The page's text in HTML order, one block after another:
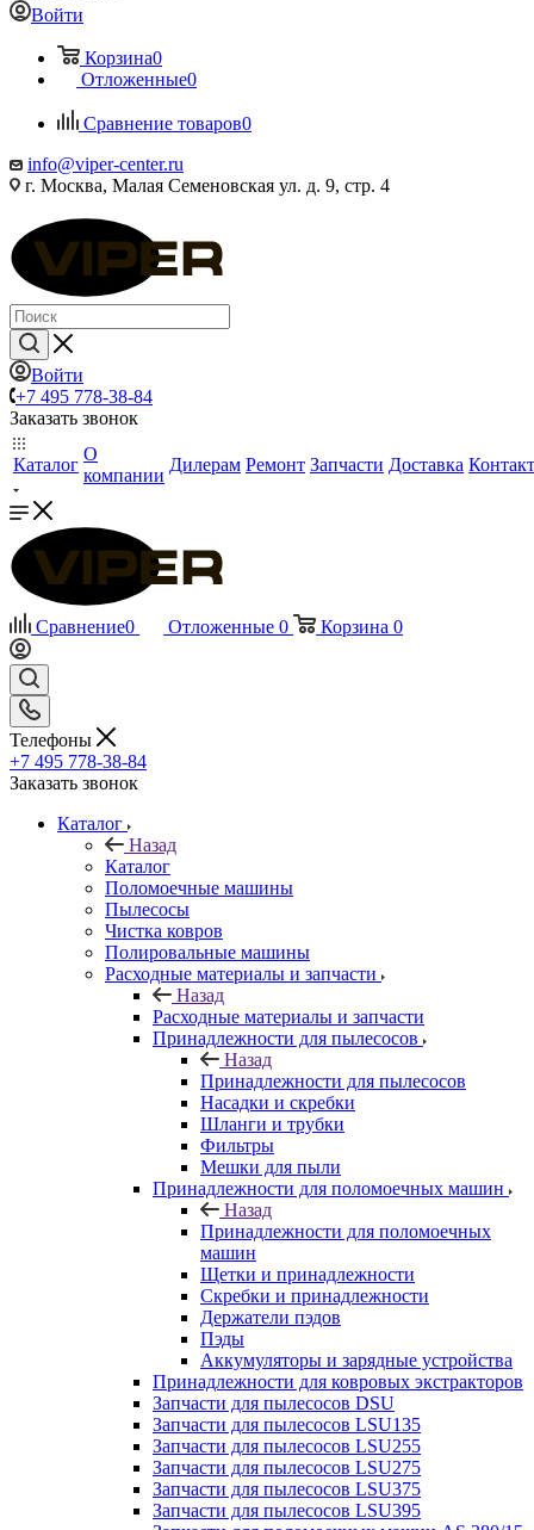
Войти
Корзина0
Отложенные0
Сравнение товаров0
info@viper-center.ru
г. Москва, Малая Семеновская ул. д. 9, стр. 4
Войти
+7 495 778-38-84
Заказать звонок
Каталог
О
компании
Дилерам Ремонт Запчасти Доставка
Сравнение0 Отложенные 0 Корзина 0
Телефоны
+7 495 778-38-84
Заказать звонок
Каталог
Назад
Каталог
Поломоечные машины
Пылесосы
Чистка ковров
Полировальные машины
Расходные материалы и запчасти
Назад
Расходные материалы и запчасти
Принадлежности для пылесосов
Назад
Принадлежности для пылесосов
Насадки и скребки
Шланги и трубки
Фильтры
Мешки для пыли
Принадлежности для поломоечных машин
Назад
Принадлежности для поломоечных
машин
Щетки и принадлежности
Скребки и принадлежности
Держатели пэдов
Пэды
Аккумуляторы и зарядные устройства
Принадлежности для ковровых экстракторов
Запчасти для пылесосов DSU
Запчасти для пылесосов LSU135
Запчасти для пылесосов LSU255
Запчасти для пылесосов LSU275
Запчасти для пылесосов LSU375
Запчасти для пылесосов LSU395